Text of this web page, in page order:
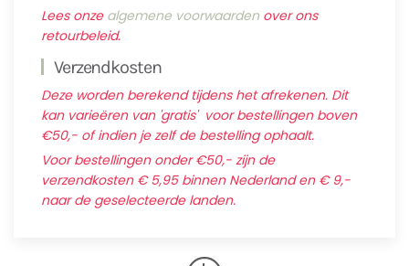
Lees onze algemene voorwaarden over ons
retourbeleid.
Verzendkosten
Deze worden berekend tijdens het afrekenen. Dit
kan varieëren van 'gratis' voor bestellingen boven
€50,- of indien je zelf de bestelling ophaalt.
Voor bestellingen onder €50,- zijn de
verzendkosten € 5,95 binnen Nederland en € 9,-
naar de geselecteerde landen.